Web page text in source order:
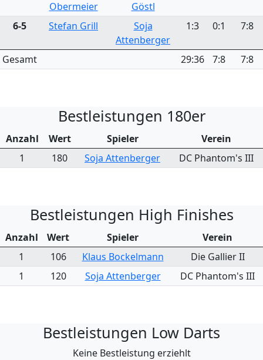
Obermeier
Göstl
6-5 Stefan Grill
Soja
Attenberger
1:3 0:1 7:8
Gesamt 29:36 7:8 7:8
Bestleistungen 180er
Anzahl Wert Spieler
Verein
1
180 Soja Attenberger DC Phantom's III
Bestleistungen High Finishes
Anzahl Wert Spieler
Verein
1
106 Klaus Bockelmann
Die Gallier II
1
120 Soja Attenberger DC Phantom's III
Bestleistungen Low Darts
Keine Bestleistung erziehlt